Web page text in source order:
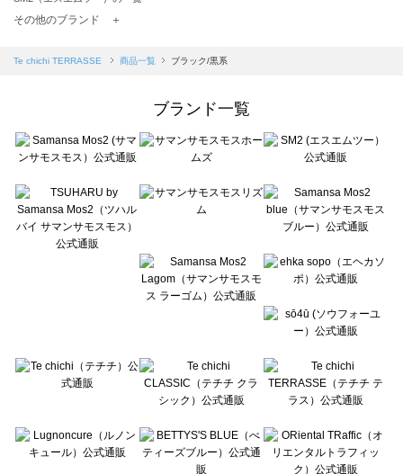
TSUHARU by Samansa Mos2（ツハルバイサマンサモスモス）の一覧
Samansa Mos2 blue（サマンサモスモス ブルー）の一覧
Te chichi（テチチ）の一覧
Te chichi CLASSIC（テチチ クラシック）の一覧
Lugnoncure（ルノンキュール）の一覧
BETTY'S BLUE（べティーズブルー）の一覧
Wpc.（ワールドパーティー）の一覧
その他のブランド ＋
Te chichi TERRASSE 商品一覧 ブラック/黒系
ブランド一覧